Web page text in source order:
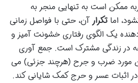
ممکن است به تنهایی منجر به
اما تکرار آن، حتی با فواصل زمانی
یک الگوی رفتاری خشونت آمیز و
در زندگی مشترک است. جمع آوری
مورد ضرب و جرح (هرچند جزئی) می
اثبات عسر و حرج کمک شایانی کند.